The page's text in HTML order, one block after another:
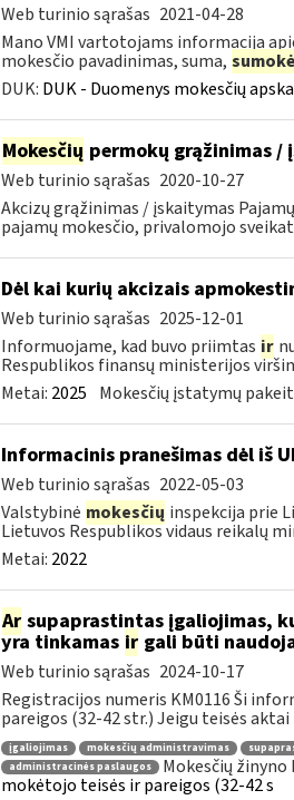
Web turinio sąrašas 2021-04-28
Mano VMI vartotojams informacija
mokesčio pavadinimas, suma,
DUK: DUK - Duomenys mokesčių
Mokesčių permokų grąžinimas /
Web turinio sąrašas 2020-10-27
Akcizų grąžinimas / įskaitymas
pajamų mokesčio, privalomojo
Dėl kai kurių akcizais
Web turinio sąrašas 2025-12-01
Informuojame, kad buvo priimtas ir
Respublikos finansų ministerijos
Metai: 2025 Mokesčių įstatymų
Informacinis pranešimas dėl iš
Web turinio sąrašas 2022-05-03
Valstybinė mokesčių inspekcija prie
Lietuvos Respublikos vidaus reikalų
Metai: 2022
Arsupaprastintas įgaliojimas,
yra tinkamas irgali būti
Web turinio sąrašas 2024-10-17
Registracijos numeris KM0116 Ši
pareigos (32-42 str.) Jeigu teisės
įgaliojimas mokesčių administravimas
administracinės paslaugos
Mokesčių
mokėtojo teisės ir pareigos (32-42 s